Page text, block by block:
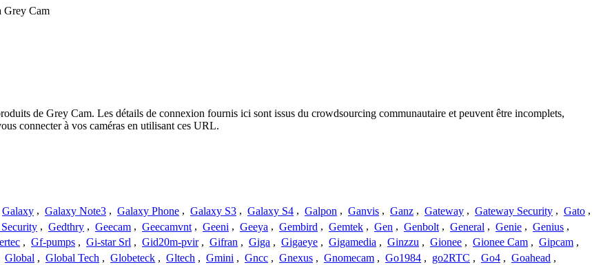
Grey Cam
de Grey Cam. Les détails de connexion fournis ici sont issus du crowdsourcing communautaire et peuvent être incomplets,
connecter à vos caméras en utilisant ces URL.
Galaxy , Galaxy Note3 , Galaxy Phone , Galaxy S3 , Galaxy S4 , Galpon , Ganvis , Ganz , Gateway , Gateway Security , Gato ,
, Gedthry , Geecam , Geecamvnt , Geeni , Geeya , Gembird , Gemtek , Gen , Genbolt , General , Genie , Genius ,
, Gf-pumps , Gi-star Srl , Gid20m-pvir , Gifran , Giga , Gigaeye , Gigamedia , Ginzzu , Gionee , Gionee Cam , Gipcam ,
Global , Global Tech , Globeteck , Gltech , Gmini , Gncc , Gnexus , Gnomecam , Go1984 , go2RTC , Go4 , Goahead ,